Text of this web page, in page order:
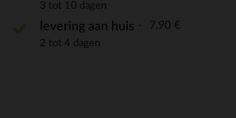
3 tot 10 dagen
levering aan huis 7,90 €
2 tot 4 dagen